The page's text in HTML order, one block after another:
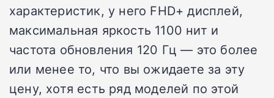
характеристик, у него FHD+ дисплей,
максимальная яркость 1100 нит и
частота обновления 120 Гц — это более
или менее то, что вы ожидаете за эту
цену, хотя есть ряд моделей по этой